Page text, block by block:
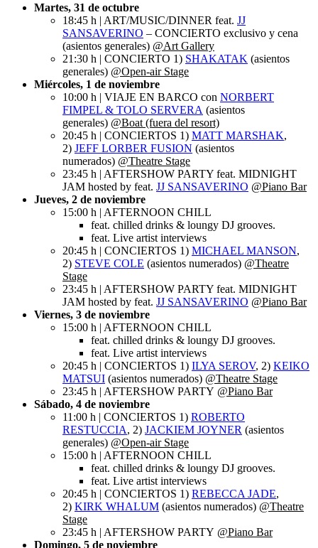
Martes, 31 de octubre
18:45 h | ART/MUSIC/DINNER feat. JJ
SANSAVERINO – CONCIERTO exclusivo y cena
(asientos generales) @Art Gallery
21:30 h | CONCIERTO 1) SHAKATAK (asientos
generales) @Open-air Stage
Miércoles, 1 de noviembre
10:00 h | VIAJE EN BARCO con NORBERT
FIMPEL & TOLO SERVERA (asientos
generales) @Boat (fuera del resort)
20:45 h | CONCIERTOS 1) MATT MARSHAK,
2) JEFF LORBER FUSION (asientos
numerados) @Theatre Stage
23:45 h | AFTERSHOW PARTY feat. MIDNIGHT
JAM hosted by feat. JJ SANSAVERINO @Piano Bar
Jueves, 2 de noviembre
15:00 h | AFTERNOON CHILL
feat. chilled drinks & loungy DJ grooves.
feat. Live artist interviews
20:45 h | CONCIERTOS 1) MICHAEL MANSON,
2) STEVE COLE (asientos numerados) @Theatre
Stage
23:45 h | AFTERSHOW PARTY feat. MIDNIGHT
JAM hosted by feat. JJ SANSAVERINO @Piano Bar
Viernes, 3 de noviembre
15:00 h | AFTERNOON CHILL
feat. chilled drinks & loungy DJ grooves.
feat. Live artist interviews
20:45 h | CONCIERTOS 1) ILYA SEROV, 2) KEIKO
MATSUI (asientos numerados) @Theatre Stage
23:45 h | AFTERSHOW PARTY @Piano Bar
Sábado, 4 de noviembre
11:00 h | CONCIERTOS 1) ROBERTO
RESTUCCIA, 2) JACKIEM JOYNER (asientos
generales) @Open-air Stage
15:00 h | AFTERNOON CHILL
feat. chilled drinks & loungy DJ grooves.
feat. Live artist interviews
20:45 h | CONCIERTOS 1) REBECCA JADE,
2) KIRK WHALUM (asientos numerados) @Theatre
Stage
23:45 h | AFTERSHOW PARTY @Piano Bar
Domingo, 5 de noviembre